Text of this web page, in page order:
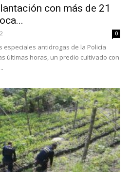
con más de 21
0
especiales antidrogas de la Policía
últimas horas, un predio cultivado con